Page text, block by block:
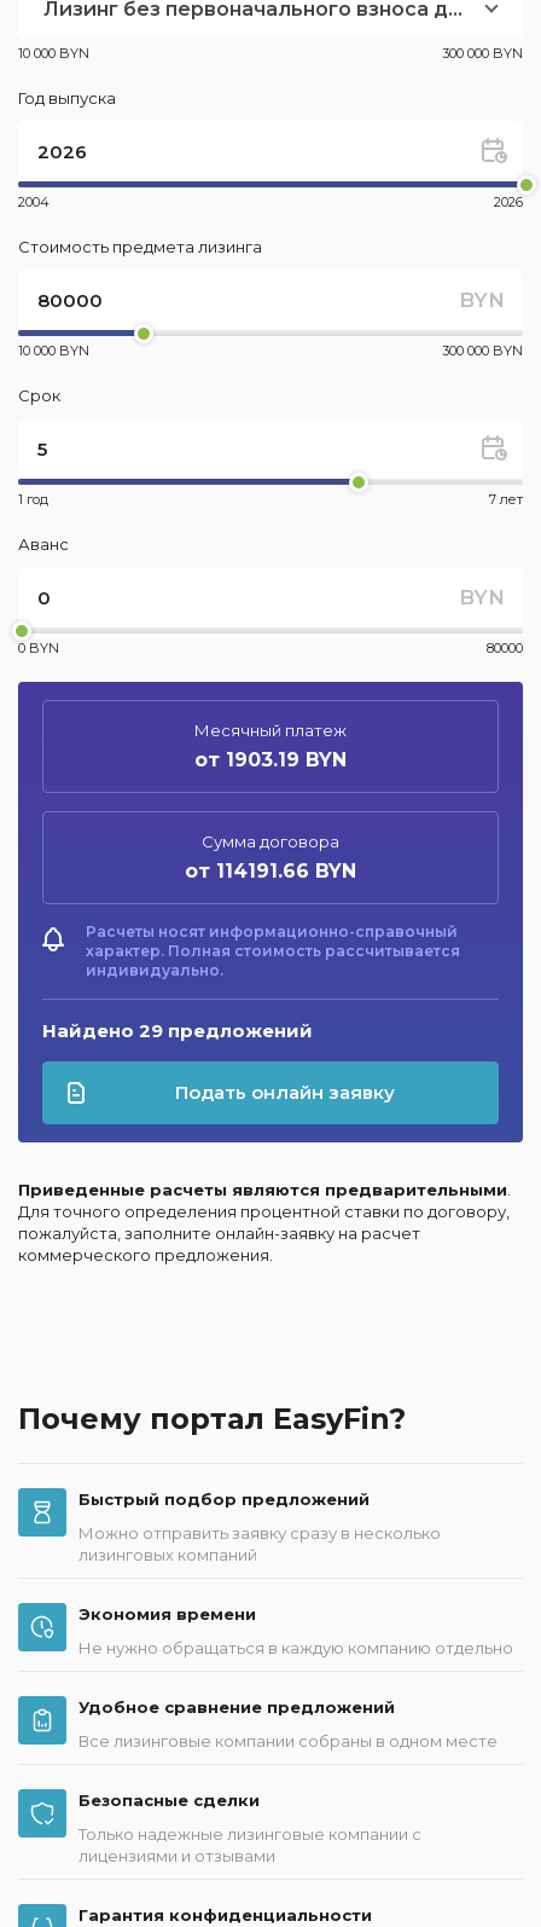
Лизинг без первоначального взноса для юр лиц
10 000 BYN 300 000 BYN
Год выпуска
2004 2026
Стоимость предмета лизинга
BYN
10 000 BYN 300 000 BYN
Срок
1 год 7 лет
Аванс
BYN
0 BYN 80000
Месячный платеж
от 1903.19 BYN
Сумма договора
от 114191.66 BYN
Расчеты носят информационно-справочный
характер. Полная стоимость рассчитывается
индивидуально.
Найдено 29 предложений
Подать онлайн заявку
Приведенные расчеты являются предварительными
Для точного определения процентной ставки по договору,
пожалуйста, заполните онлайн-заявку на расчет
коммерческого предложения.
Почему портал EasyFin?
Быстрый подбор предложений
Можно отправить заявку сразу в несколько
лизинговых компаний
Экономия времени
Не нужно обращаться в каждую компанию отдельно
Удобное сравнение предложений
Все лизинговые компании собраны в одном месте
Безопасные сделки
Только надежные лизинговые компании с
лицензиями и отзывами
Гарантия конфиденциальности